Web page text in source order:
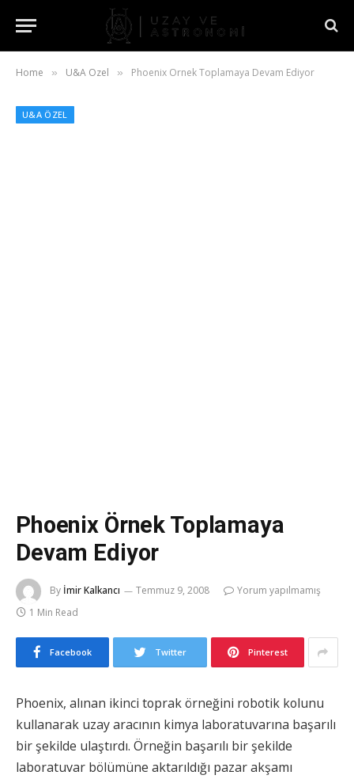
Home » U&A Özel » Phoenix Örnek Toplamaya Devam Ediyor
U&A ÖZEL
Phoenix Örnek Toplamaya
Devam Ediyor
By İmir Kalkancı Temmuz 9, 2008
Yorum yapılmamış
1 Min Read
Facebook Twitter Pinterest
Phoenix, alınan ikinci toprak örneğini robotik kolunu
kullanarak uzay aracının kimya laboratuvarına başarılı
bir şekilde ulaştırdı. Örneğin başarılı bir şekilde
laboratuvar bölümüne aktarıldığı pazar akşamı